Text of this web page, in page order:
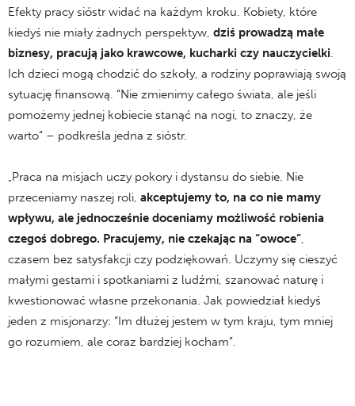
Efekty pracy sióstr widać na każdym kroku. Kobiety, które
kiedyś nie miały żadnych perspektyw, dziś prowadzą małe
biznesy, pracują jako krawcowe, kucharki czy nauczycielki.
Ich dzieci mogą chodzić do szkoły, a rodziny poprawiają swoją
sytuację finansową. “Nie zmienimy całego świata, ale jeśli
pomożemy jednej kobiecie stanąć na nogi, to znaczy, że
warto” – podkreśla jedna z sióstr.
„Praca na misjach uczy pokory i dystansu do siebie. Nie
przeceniamy naszej roli, akceptujemy to, na co nie mamy
wpływu, ale jednocześnie doceniamy możliwość robienia
czegoś dobrego. Pracujemy, nie czekając na “owoce”,
czasem bez satysfakcji czy podziękowań. Uczymy się cieszyć
małymi gestami i spotkaniami z ludźmi, szanować naturę i
kwestionować własne przekonania. Jak powiedział kiedyś
jeden z misjonarzy: “Im dłużej jestem w tym kraju, tym mniej
go rozumiem, ale coraz bardziej kocham”.